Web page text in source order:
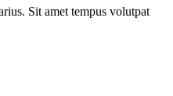
Sit amet tempus volutpat